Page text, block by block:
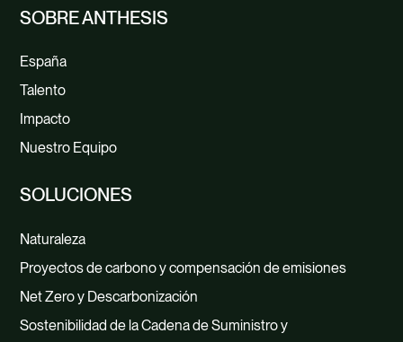
SOBRE ANTHESIS
España
Talento
Impacto
Nuestro Equipo
SOLUCIONES
Naturaleza
Proyectos de carbono y compensación de emisiones
Net Zero y Descarbonización
Sostenibilidad de la Cadena de Suministro y